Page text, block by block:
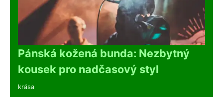
Pánská kožená bunda: Nezbytný
kousek pro nadčasový styl
krása